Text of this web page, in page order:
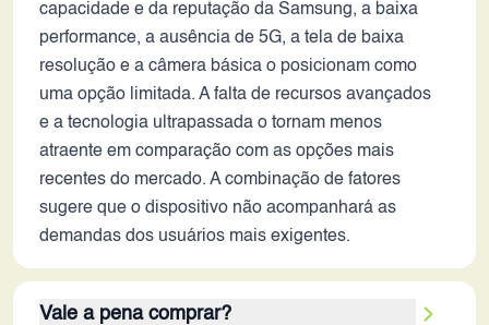
capacidade e da reputação da Samsung, a baixa
performance, a ausência de 5G, a tela de baixa
resolução e a câmera básica o posicionam como
uma opção limitada. A falta de recursos avançados
e a tecnologia ultrapassada o tornam menos
atraente em comparação com as opções mais
recentes do mercado. A combinação de fatores
sugere que o dispositivo não acompanhará as
demandas dos usuários mais exigentes.
Vale a pena comprar?